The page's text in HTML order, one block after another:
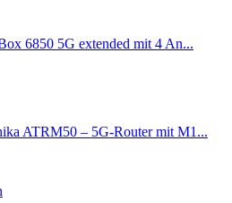
6850 5G extended mit 4 An...
ATRM50 – 5G-Router mit M1...